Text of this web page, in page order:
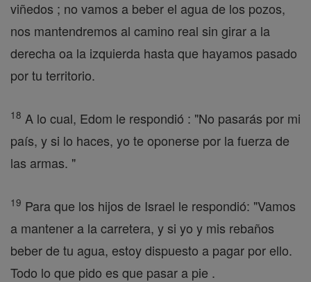
viñedos ; no vamos a beber el agua de los pozos,
nos mantendremos al camino real sin girar a la
derecha oa la izquierda hasta que hayamos pasado
por tu territorio.
18 A lo cual, Edom le respondió : "No pasarás por mi
país, y si lo haces, yo te oponerse por la fuerza de
las armas. "
19 Para que los hijos de Israel le respondió: "Vamos
a mantener a la carretera, y si yo y mis rebaños
beber de tu agua, estoy dispuesto a pagar por ello.
Todo lo que pido es que pasar a pie .